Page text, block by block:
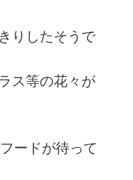
りしたそうで
ス等の花々が
ードが待って